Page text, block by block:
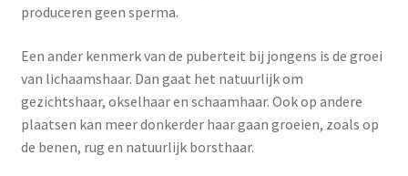
produceren geen sperma.
Een ander kenmerk van de puberteit bij jongens is de groei
van lichaamshaar. Dan gaat het natuurlijk om
gezichtshaar, okselhaar en schaamhaar. Ook op andere
plaatsen kan meer donkerder haar gaan groeien, zoals op
de benen, rug en natuurlijk borsthaar.